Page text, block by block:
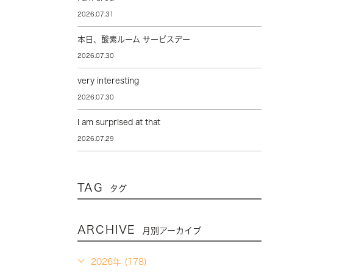
2026.07.31
本日、酸素ルーム サービスデー
2026.07.30
very interesting
2026.07.30
I am surprised at that
2026.07.29
TAG タグ
ARCHIVE 月別アーカイブ
2026年 (178)